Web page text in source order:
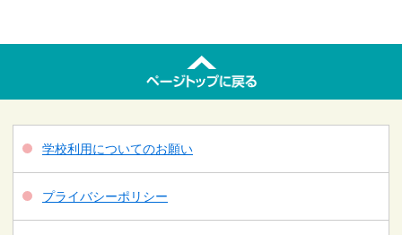
学校利用についてのお願い
プライバシーポリシー